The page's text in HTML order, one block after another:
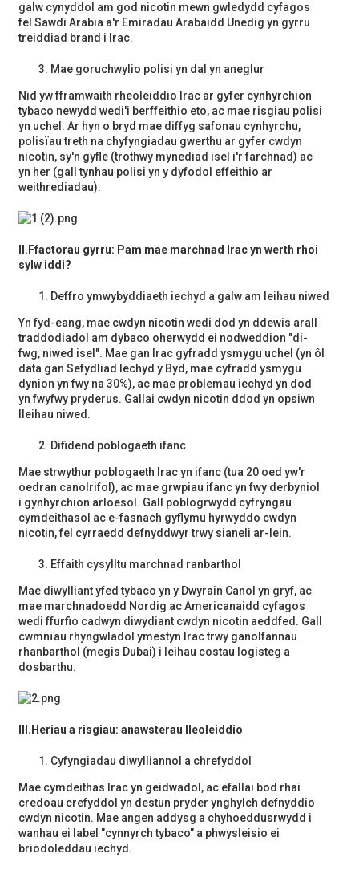
galw cynyddol am god nicotin mewn gwledydd cyfagos
fel Sawdi Arabia a'r Emiradau Arabaidd Unedig yn gyrru
treiddiad brand i Irac.
Mae goruchwylio polisi yn dal yn aneglur
Nid yw fframwaith rheoleiddio Irac ar gyfer cynhyrchion
tybaco newydd wedi'i berffeithio eto, ac mae risgiau polisi
yn uchel. Ar hyn o bryd mae diffyg safonau cynhyrchu,
polisïau treth na chyfyngiadau gwerthu ar gyfer cwdyn
nicotin, sy'n gyfle (trothwy mynediad isel i'r farchnad) ac
yn her (gall tynhau polisi yn y dyfodol effeithio ar
weithrediadau).
II. Ffactorau gyrru: Pam mae marchnad Irac yn werth rhoi
sylw iddi?
Deffro ymwybyddiaeth iechyd a galw am leihau niwed
Yn fyd-eang, mae cwdyn nicotin wedi dod yn ddewis arall
traddodiadol am dybaco oherwydd ei nodweddion "di-
fwg, niwed isel". Mae gan Irac gyfradd ysmygu uchel (yn ôl
data gan Sefydliad Iechyd y Byd, mae cyfradd ysmygu
dynion yn fwy na 30%), ac mae problemau iechyd yn dod
yn fwyfwy pryderus. Gallai cwdyn nicotin ddod yn opsiwn
lleihau niwed.
Difidend poblogaeth ifanc
Mae strwythur poblogaeth Irac yn ifanc (tua 20 oed yw'r
oedran canolrifol), ac mae grwpiau ifanc yn fwy derbyniol
i gynhyrchion arloesol. Gall poblogrwydd cyfryngau
cymdeithasol ac e-fasnach gyflymu hyrwyddo cwdyn
nicotin, fel cyrraedd defnyddwyr trwy sianeli ar-lein.
Effaith cysylltu marchnad ranbarthol
Mae diwylliant yfed tybaco yn y Dwyrain Canol yn gryf, ac
mae marchnadoedd Nordig ac Americanaidd cyfagos
wedi ffurfio cadwyn diwydiant cwdyn nicotin aeddfed. Gall
cwmnïau rhyngwladol ymestyn Irac trwy ganolfannau
rhanbarthol (megis Dubai) i leihau costau logisteg a
dosbarthu.
III. Heriau a risgiau: anawsterau lleoleiddio
Cyfyngiadau diwylliannol a chrefyddol
Mae cymdeithas Irac yn geidwadol, ac efallai bod rhai
credoau crefyddol yn destun pryder ynghylch defnyddio
cwdyn nicotin. Mae angen addysg a chyhoeddusrwydd i
wanhau ei label "cynnyrch tybaco" a phwysleisio ei
briodoleddau iechyd.